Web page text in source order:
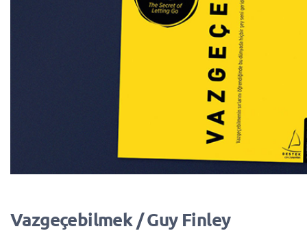
Vazgeçebilmek / Guy Finley